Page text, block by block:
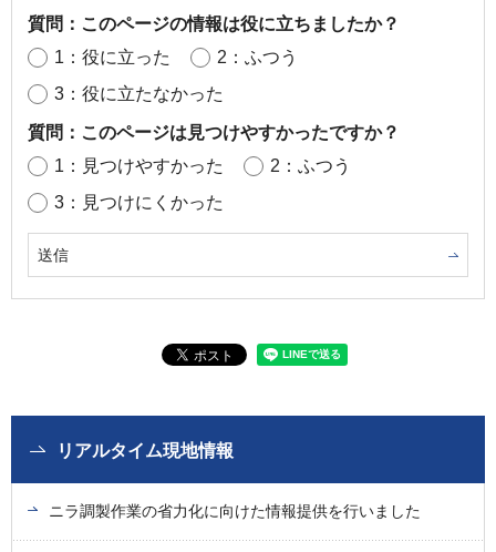
質問：このページの情報は役に立ちましたか？
1：役に立った
2：ふつう
3：役に立たなかった
質問：このページは見つけやすかったですか？
1：見つけやすかった
2：ふつう
3：見つけにくかった
リアルタイム現地情報
ニラ調製作業の省力化に向けた情報提供を行いました